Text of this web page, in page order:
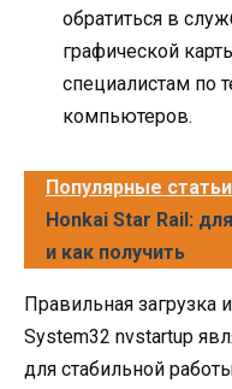
обратиться в
графической
специалистам по
компьютеров.
Популярные статьи
Honkai Star Rail:
и как получить
Правильная загрузка
System32 nvstartup
для стабильной